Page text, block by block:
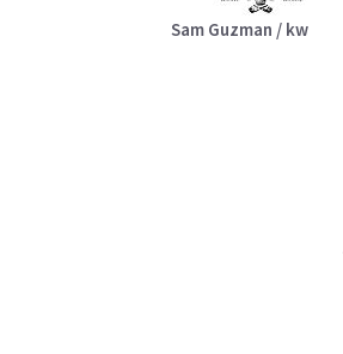
Sam Guzman / kw